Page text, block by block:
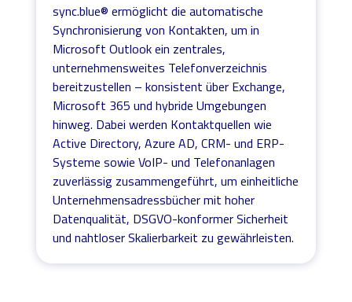
sync.blue® ermöglicht die automatische
Synchronisierung von Kontakten, um in
Microsoft Outlook ein zentrales,
unternehmensweites Telefonverzeichnis
bereitzustellen – konsistent über Exchange,
Microsoft 365 und hybride Umgebungen
hinweg. Dabei werden Kontaktquellen wie
Active Directory, Azure AD, CRM- und ERP-
Systeme sowie VoIP- und Telefonanlagen
zuverlässig zusammengeführt, um einheitliche
Unternehmensadressbücher mit hoher
Datenqualität, DSGVO-konformer Sicherheit
und nahtloser Skalierbarkeit zu gewährleisten.